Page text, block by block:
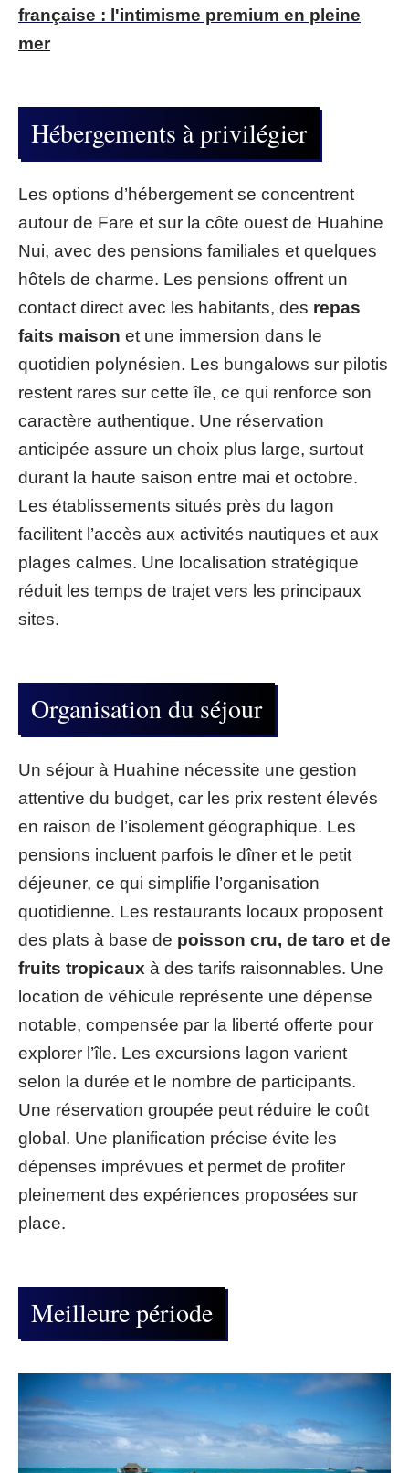
française : l'intimisme premium en pleine
mer
Hébergements à privilégier
Les options d’hébergement se concentrent
autour de Fare et sur la côte ouest de Huahine
Nui, avec des pensions familiales et quelques
hôtels de charme. Les pensions offrent un
contact direct avec les habitants, des repas
faits maison et une immersion dans le
quotidien polynésien. Les bungalows sur pilotis
restent rares sur cette île, ce qui renforce son
caractère authentique. Une réservation
anticipée assure un choix plus large, surtout
durant la haute saison entre mai et octobre.
Les établissements situés près du lagon
facilitent l’accès aux activités nautiques et aux
plages calmes. Une localisation stratégique
réduit les temps de trajet vers les principaux
sites.
Organisation du séjour
Un séjour à Huahine nécessite une gestion
attentive du budget, car les prix restent élevés
en raison de l’isolement géographique. Les
pensions incluent parfois le dîner et le petit
déjeuner, ce qui simplifie l’organisation
quotidienne. Les restaurants locaux proposent
des plats à base de poisson cru, de taro et de
fruits tropicaux à des tarifs raisonnables. Une
location de véhicule représente une dépense
notable, compensée par la liberté offerte pour
explorer l’île. Les excursions lagon varient
selon la durée et le nombre de participants.
Une réservation groupée peut réduire le coût
global. Une planification précise évite les
dépenses imprévues et permet de profiter
pleinement des expériences proposées sur
place.
Meilleure période